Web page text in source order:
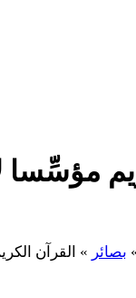
مؤسِّسا
بصائر » القرآن